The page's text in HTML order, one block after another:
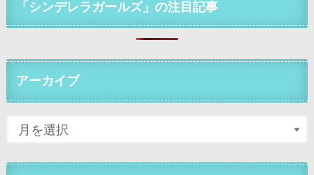
「シンデレラガールズ」の注目記事
アーカイブ